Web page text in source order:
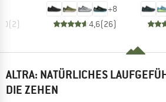
(2)
+8
4,6(26)
ALTRA: NATÜRLICHES
DIE ZEHEN